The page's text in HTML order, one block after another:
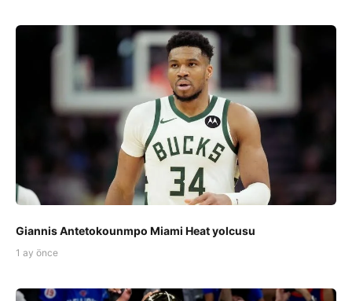
Giannis Antetokounmpo Miami Heat yolcusu
1 ay önce